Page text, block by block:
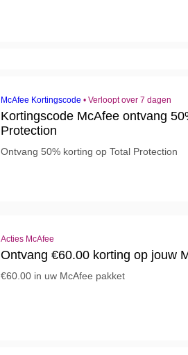
McAfee Kortingscode • Verloopt over 7 dagen
Kortingscode McAfee ontvang
Protection
Ontvang 50% korting op Total Protection
Acties McAfee
Ontvang €60.00 korting op jouw
€60.00 in uw McAfee pakket